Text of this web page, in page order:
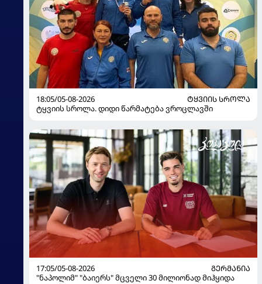
18:05/05-08-2026
ᲢᲧᲕᲘᲘᲡ ᲡᲠᲝᲚᲐ
ტყვიის სროლა. დიდი წარმატება ვროცლავში
17:05/05-08-2026
ᲒᲔᲠᲛᲐᲜᲘᲐ
"ნაპოლიმ" "ბაიერს" მცველი 30 მილიონად მიჰყიდა